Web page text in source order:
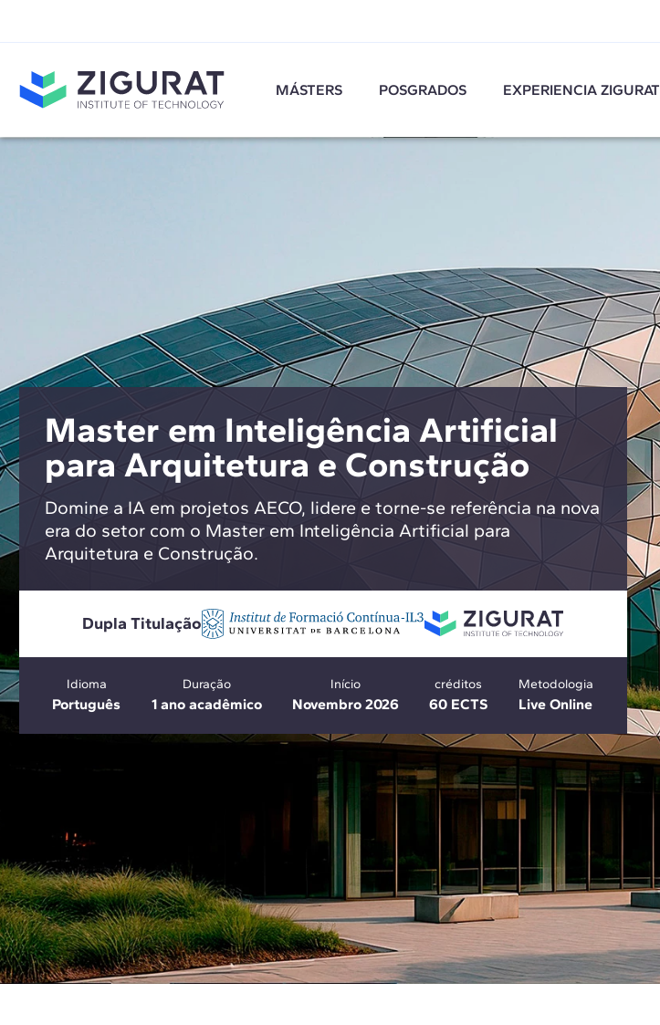
MÁSTERS POSGRADOS EXPERIENCIA ZIGURAT
Master em Inteligência Artificial
para Arquitetura e Construção
Domine a IA em projetos AECO, lidere e torne-se referência na nova
era do setor com o Master em Inteligência Artificial para
Arquitetura e Construção.
Dupla Titulação
Idioma
Português
Duração
1 ano acadêmico
Início
Novembro 2026
créditos
60 ECTS
Metodologia
Live Online